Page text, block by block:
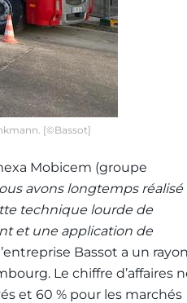
[©Bassot]
Mobicem (groupe
avons longtemps réalisé
technique lourde de
et une application de
Bassot a un
Le chiffre d’affaires
et 60 % pour les marchés